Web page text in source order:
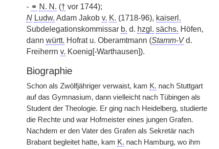
- ⚭ N. N. († vor 1744);
N Ludw. Adam Jakob v. K. (1718-96), kaiserl.
Subdelegationskommissar b. d. hzgl. sächs. Höfen,
dann württ. Hofrat u. Oberamtmann (Stamm-Vd.
Freiherrn v. Koenig[-Warthausen]).
Biographie
Schon als Zwölfjähriger verwaist, kam K. nach Stuttgart
auf das Gymnasium, dann vielleicht nach Tübingen als
Student der Theologie. Er ging nach Heidelberg, studierte
die Rechte und war Hofmeister eines jungen Grafen.
Nachdem er den Vater des Grafen als Sekretär nach
Brabant begleitet hatte, kam K. nach Hamburg, wo ihm